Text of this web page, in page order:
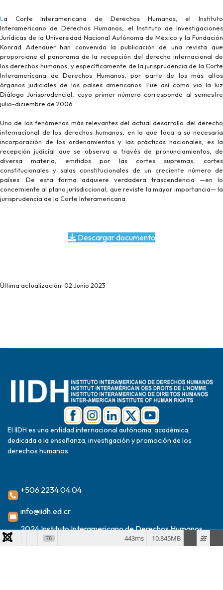
La Corte Interamericana de Derechos Humanos, el Instituto
Interamericano de Derechos Humanos, el Instituto de Investigaciones
Jurídicas de la Universidad Nacional Autónoma de México y la Fundación
Konrad Adenauer han convenido la publicación de una revista que
proporcione el panorama de la recepción del derecho internacional de
los derechos humanos, y específicamente de la jurisprudencia de la Corte
Interamericana de Derechos Humanos, por parte de los más altos
órganos judiciales de los países americanos. Fue así como vio la luz
Diálogo Jurisprudencial, cuyo primer número corresponde al semestre
julio-diciembre de 2006.
Uno de los fenómenos más relevantes del actual desarrollo del derecho
internacional de los derechos humanos, en lo que toca a su necesaria
incorporación de los ordenamientos y las prácticas nacionales, es la
recepción judicial que se observa a través de pronunciamientos, de
diversa materia, emitidos por las cortes supremas, cortes
constitucionales y salas constitucionales de un creciente número de
países. De esta forma adquiere verdadera trascendencia —en lo
concerniente al plano jurisdiccional, que reviste la mayor importancia— la
jurisprudencia de la Corte Interamericana.
Descargar documento
Última actualización: 02 Junio 2023
El IIDH es una entidad internacional autónoma, académica,
dedicada a la enseñanza, investigación y promoción de los
derechos humanos.
+506 2234 04 04
info@iidh.ed.cr
2024 Instituto Interamericano de Derechos Humanos
76 10.845MB
443ms